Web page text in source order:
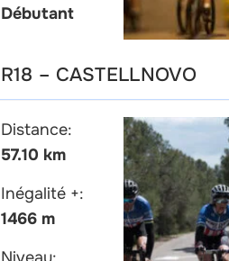
Débutant
R18 – CASTELLNOVO
Distance:
57.10 km
Inégalité +:
1466 m